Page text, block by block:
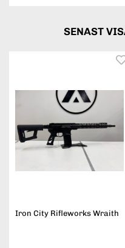
SENAST
Iron City Rifleworks Wraith